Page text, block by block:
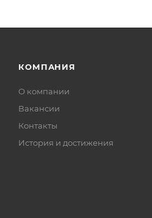
КОМПАНИЯ
О компании
Вакансии
Контакты
История и достижения